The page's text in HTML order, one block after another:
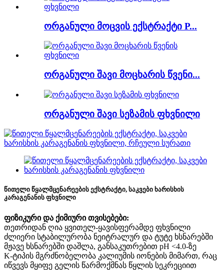
ორგანული მოცვის ექსტრაქტი P...
ორგანული შავი მოცხარის წვენი...
ორგანული შავი სეზამის ფხვნილი
წითელი წყალმცენარეების ექსტრაქტი, საკვები ხარისხის
კარაგენანის ფხვნილი
ფიზიკური და ქიმიური თვისებები:
თეთრიდან ღია ყვითელ-ყავისფერამდე ფხვნილი
ძლიერი სტაბილურობა ნეიტრალურ და ტუტე ხსნარებში
მჟავე ხსნარებში დაშლა, განსაკუთრებით pH <4.0-ზე
K-ტიპის მგრძნობელობა კალიუმის იონების მიმართ, რაც
იწვევს მყიფე გელის წარმოქმნას წყლის სეკრეციით